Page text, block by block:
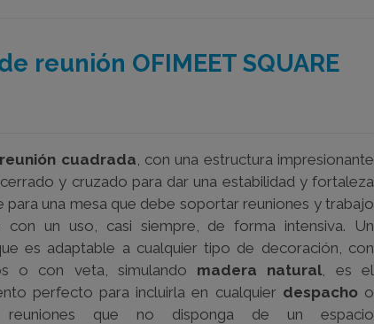
reunión OFIMEET SQUARE
cuadrada , con una estructura impresionante
y cruzado para dar una estabilidad y fortaleza
para una mesa que debe soportar reuniones y trabajo
con un uso, casi siempre, de forma intensiva. Un
es adaptable a cualquier tipo de decoración, con
o con veta, simulando madera natural, es el
perfecto para incluirla en cualquier despachoo
que no disponga de un espacio